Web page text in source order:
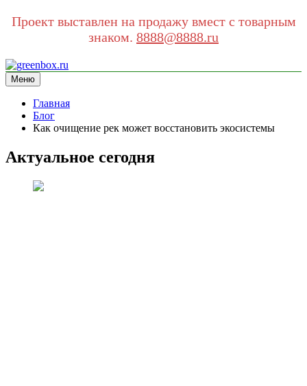
Проект выставлен на продажу вмест с товарным
знаком. 8888@8888.ru
Перейти
к
содержимому
greenbox.ru
сайт про экологию
Меню
Главная
Блог
Как очищение рек может восстановить экосистемы
Актуальное сегодня